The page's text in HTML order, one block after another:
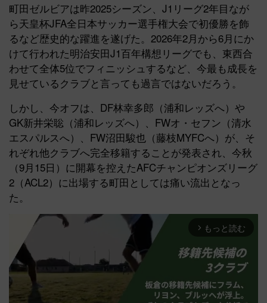
町田ゼルビアは昨2025シーズン、J1リーグ2年目なが
ら天皇杯JFA全日本サッカー選手権大会で初優勝を飾
るなど歴史的な躍進を遂げた。2026年2月から6月にか
けて行われた明治安田J1百年構想リーグでも、東西合
わせて全体5位でフィニッシュするなど、今最も成長を
見せているクラブと言っても過言ではないだろう。
しかし、今オフは、DF林幸多郎（浦和レッズへ）や
GK新井栄聡（浦和レッズへ）、FWオ・セフン（清水
エスパルスへ）、FW沼田駿也（藤枝MYFCへ）が、そ
れぞれ他クラブへ完全移籍することが発表され、今秋
（9月15日）に開幕を控えたAFCチャンピオンズリーグ
2（ACL2）に出場する町田としては痛い流出となっ
た。
arrow_forward_ios もっと読む